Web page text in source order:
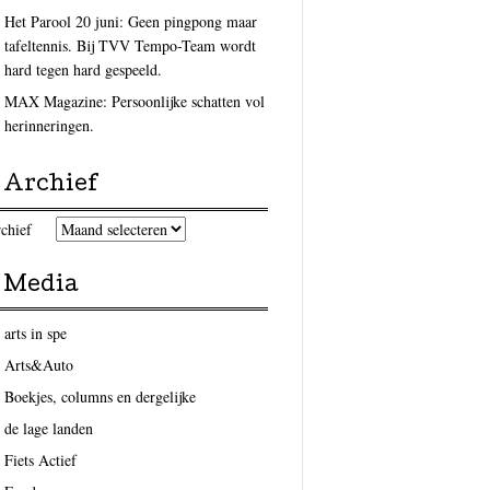
Het Parool 20 juni: Geen pingpong maar
tafeltennis. Bij TVV Tempo-Team wordt
hard tegen hard gespeeld.
MAX Magazine: Persoonlijke schatten vol
herinneringen.
Archief
Media
arts in spe
Arts&Auto
Boekjes, columns en dergelijke
de lage landen
Fiets Actief